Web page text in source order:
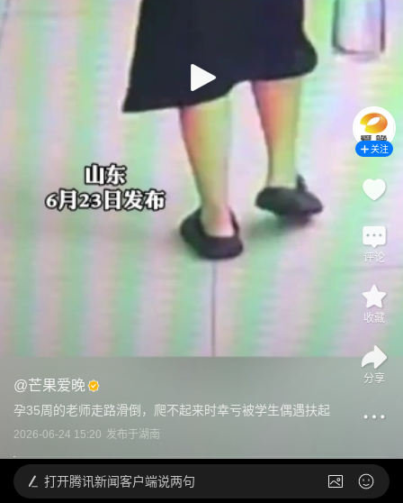
@芒果爱晚
孕35周的老师走路滑倒，爬不起来时幸亏被学生偶遇扶起
2026-06-24 15:20 发布于湖南
关注
评论
收藏
分享
打开腾讯新闻客户端说两句